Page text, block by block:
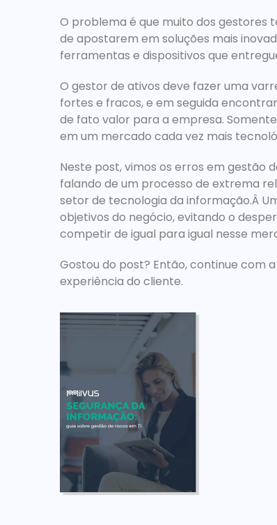
O problema é que muito dos gestores
de apostarem em soluções mais
ferramentas e dispositivos que
O gestor de ativos deve fazer uma
fortes e fracos, e em seguida
de fato valor para a empresa.
em um mercado cada vez mais
Neste post, vimos os erros em gestão
falando de um processo de extrema
setor de tecnologia da informação.Â
objetivos do negócio, evitando o
competir de igual para igual nesse
Gostou do post? Então, continue com
experiência do cliente.